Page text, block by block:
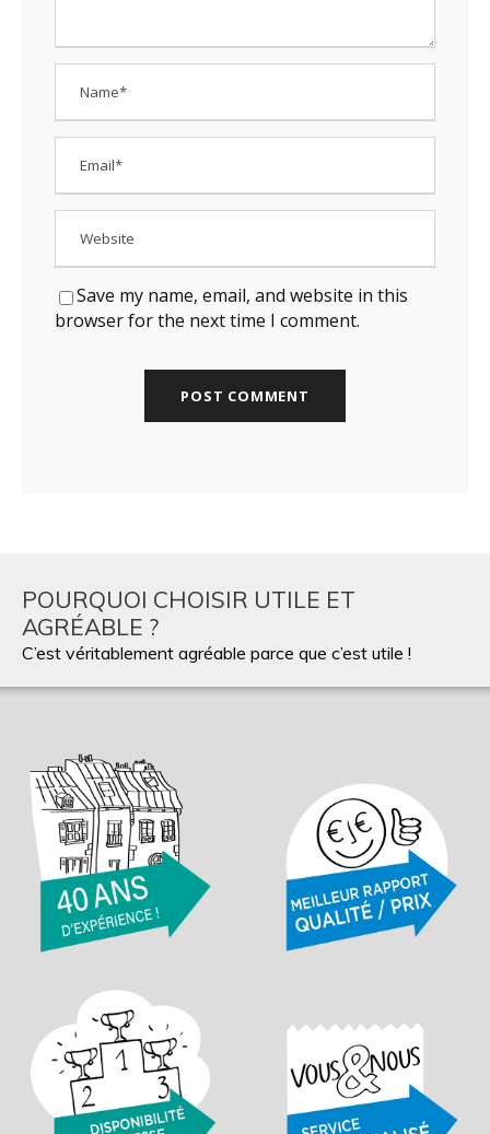
Save my name, email, and website in this
browser for the next time I comment.
POURQUOI CHOISIR UTILE ET
AGRÉABLE ?
C’est véritablement agréable parce que c’est utile !